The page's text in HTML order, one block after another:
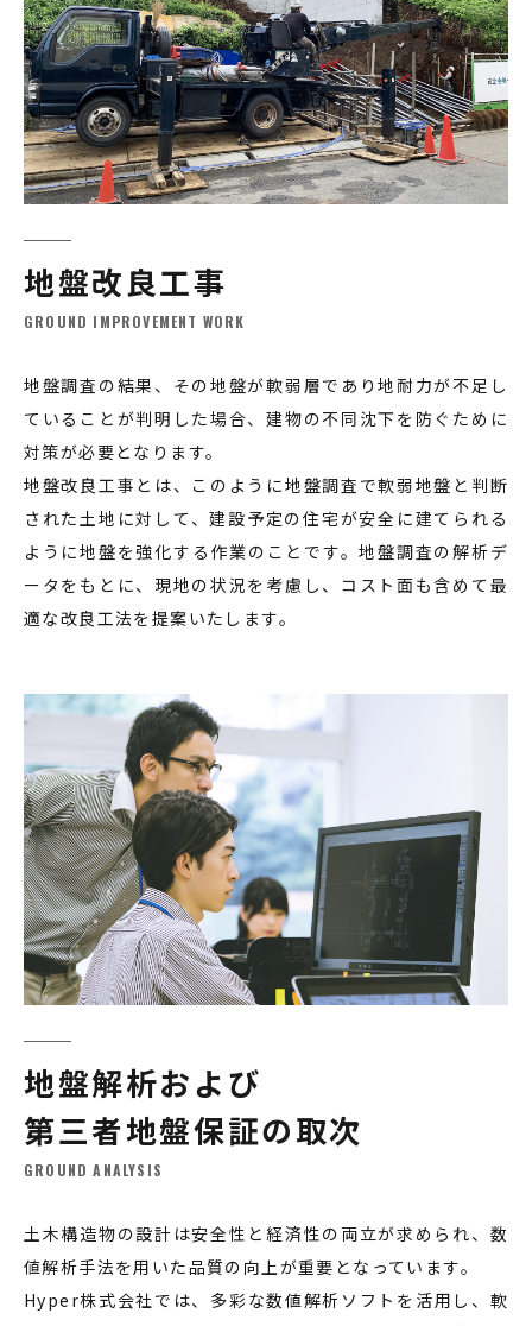
地盤改良工事
GROUND IMPROVEMENT WORK
地盤調査の結果、その地盤が軟弱層であり地耐力が不足し
ていることが判明した場合、建物の不同沈下を防ぐために
対策が必要となります。
地盤改良工事とは、このように地盤調査で軟弱地盤と判断
された土地に対して、建設予定の住宅が安全に建てられる
ように地盤を強化する作業のことです。地盤調査の解析デ
ータをもとに、現地の状況を考慮し、コスト面も含めて最
適な改良工法を提案いたします。
地盤解析および
第三者地盤保証の取次
GROUND ANALYSIS
土木構造物の設計は安全性と経済性の両立が求められ、数
値解析手法を用いた品質の向上が重要となっています。
Hyper株式会社では、多彩な数値解析ソフトを活用し、軟